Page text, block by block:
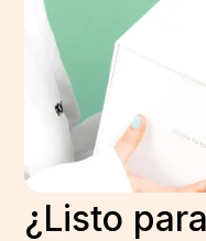
¿Listo